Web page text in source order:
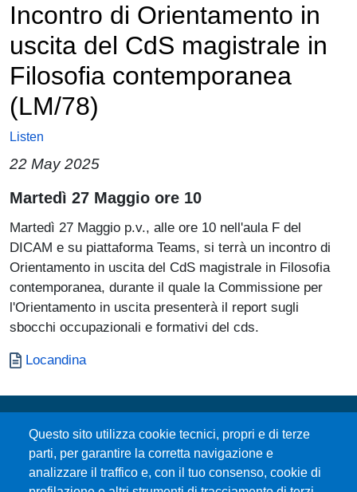
Incontro di Orientamento in
uscita del CdS magistrale in
Filosofia contemporanea
(LM/78)
Listen
22 May 2025
Paragrafo
Martedì 27 Maggio ore 10
Martedì 27 Maggio p.v., alle ore 10 nell'aula F del
DICAM e su piattaforma Teams, si terrà un incontro di
Orientamento in uscita del CdS magistrale in Filosofia
contemporanea, durante il quale la Commissione per
l'Orientamento in uscita presenterà il report sugli
sbocchi occupazionali e formativi del cds.
Documento
Locandina
Questo sito utilizza cookie tecnici, propri e di terze
parti, per garantire la corretta navigazione e
analizzare il traffico e, con il tuo consenso, cookie di